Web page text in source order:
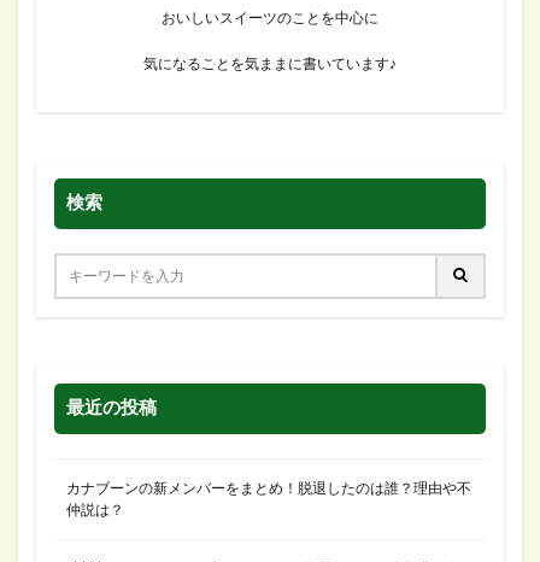
おいしいスイーツのことを中心に
気になることを気ままに書いています♪
検索
最近の投稿
カナブーンの新メンバーをまとめ！脱退したのは誰？理由や不
仲説は？